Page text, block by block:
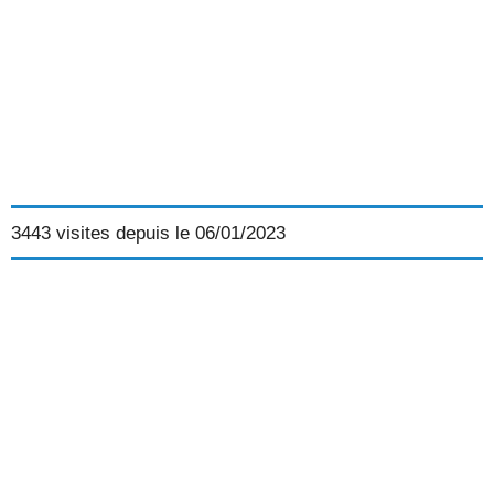
//  2
//  5
//  9
3443 visites depuis le 06/01/2023